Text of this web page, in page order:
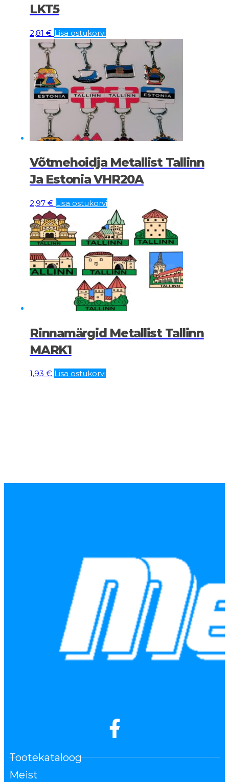
LKT5
2,81 € Lisa ostukorvi
Võtmehoidja Metallist Tallinn
Ja Estonia VHR20A
2,97 € Lisa ostukorvi
Rinnamärgid Metallist Tallinn
MARK1
1,93 € Lisa ostukorvi
Tootekataloog
Meist